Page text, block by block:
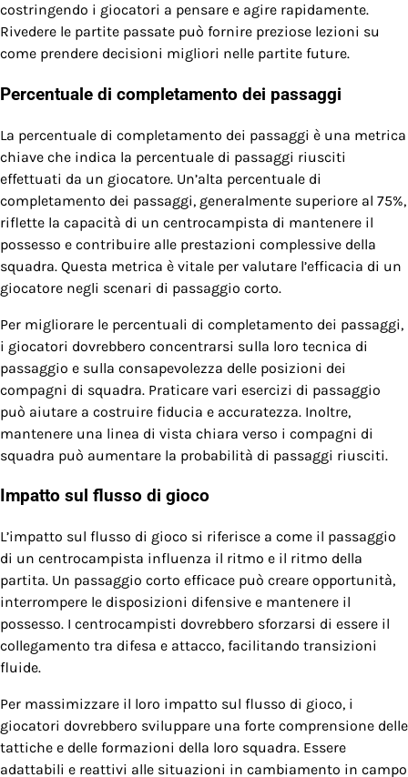
costringendo i giocatori a pensare e agire rapidamente.
Rivedere le partite passate può fornire preziose lezioni su
come prendere decisioni migliori nelle partite future.
Percentuale di completamento dei passaggi
La percentuale di completamento dei passaggi è una metrica
chiave che indica la percentuale di passaggi riusciti
effettuati da un giocatore. Un’alta percentuale di
completamento dei passaggi, generalmente superiore al 75%,
riflette la capacità di un centrocampista di mantenere il
possesso e contribuire alle prestazioni complessive della
squadra. Questa metrica è vitale per valutare l’efficacia di un
giocatore negli scenari di passaggio corto.
Per migliorare le percentuali di completamento dei passaggi,
i giocatori dovrebbero concentrarsi sulla loro tecnica di
passaggio e sulla consapevolezza delle posizioni dei
compagni di squadra. Praticare vari esercizi di passaggio
può aiutare a costruire fiducia e accuratezza. Inoltre,
mantenere una linea di vista chiara verso i compagni di
squadra può aumentare la probabilità di passaggi riusciti.
Impatto sul flusso di gioco
L’impatto sul flusso di gioco si riferisce a come il passaggio
di un centrocampista influenza il ritmo e il ritmo della
partita. Un passaggio corto efficace può creare opportunità,
interrompere le disposizioni difensive e mantenere il
possesso. I centrocampisti dovrebbero sforzarsi di essere il
collegamento tra difesa e attacco, facilitando transizioni
fluide.
Per massimizzare il loro impatto sul flusso di gioco, i
giocatori dovrebbero sviluppare una forte comprensione delle
tattiche e delle formazioni della loro squadra. Essere
adattabili e reattivi alle situazioni in cambiamento in campo